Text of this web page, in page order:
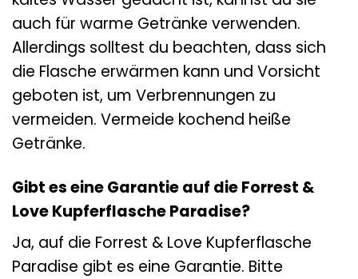
auch für warme Getränke verwenden.
Allerdings solltest du beachten, dass sich
die Flasche erwärmen kann und Vorsicht
geboten ist, um Verbrennungen zu
vermeiden. Vermeide kochend heiße
Getränke.
Gibt es eine Garantie auf die Forrest &
Love Kupferflasche Paradise?
Ja, auf die Forrest & Love Kupferflasche
Paradise gibt es eine Garantie. Bitte